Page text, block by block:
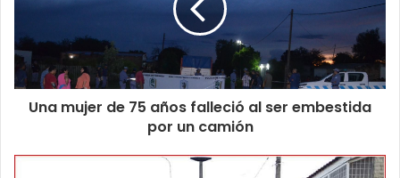
Una mujer de 75 años falleció al ser embestida
por un camión